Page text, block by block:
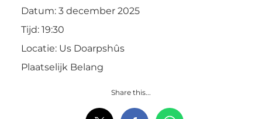
Datum: 3 december 2025
Tijd: 19:30
Locatie: Us Doarpshûs
Plaatselijk Belang
Share this...